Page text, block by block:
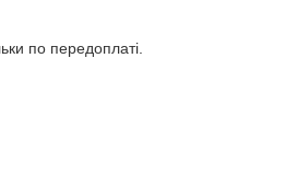
по передоплаті.